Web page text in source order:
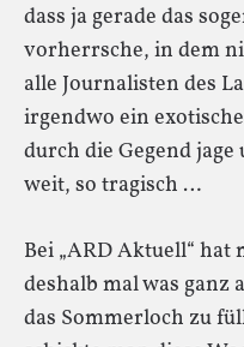
dass ja gerade das
vorherrsche, in dem
alle Journalisten des
irgendwo ein
durch die Gegend
weit, so tragisch …
Bei „ARD Aktuell“ hat
deshalb mal was ganz
das Sommerloch zu